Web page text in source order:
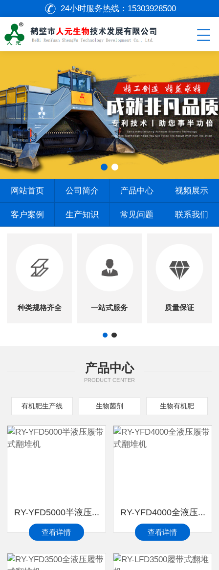
24小时服务热线： 15303928500
网站首页 公司简介 产品中心 视频展示
客户案例 生产知识 常见问题 联系我们
种类规格齐全 一站式服务 质量保证
产品中心
PRODUCT CENTER
有机肥生产线 生物菌剂 生物有机肥
RY-YFD5000半液压...
查看详情
RY-YFD4000全液压...
查看详情